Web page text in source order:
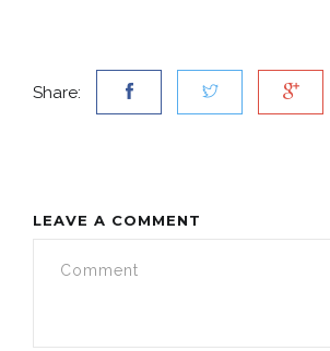
Share:
LEAVE A COMMENT